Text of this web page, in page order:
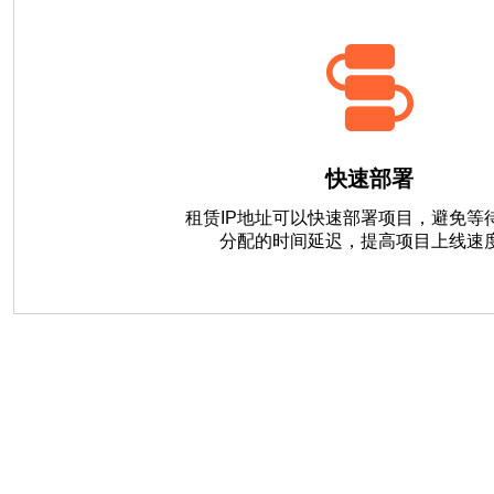
快速部署
租赁IP地址可以快速部署项目，避免等
分配的时间延迟，提高项目上线速